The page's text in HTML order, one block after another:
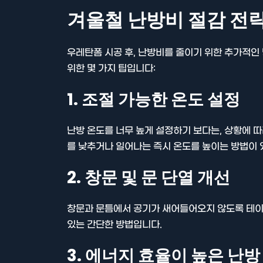
겨울철 난방비 절감 전
우레탄폼 시공 후, 난방비를 줄이기 위한 추가적
위한 몇 가지 팁입니다:
1. 조절 가능한 온도 설정
난방 온도를 너무 높게 설정하기 보다는, 상황에
를 낮추거나 일어나는 즉시 온도를 높이는 방법이
2. 창문 및 문 단열 개선
창문과 문틈에서 공기가 새어들어오지 않도록 테
있는 간단한 방법입니다.
3. 에너지 효율이 높은 난